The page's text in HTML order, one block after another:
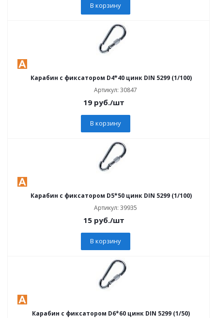
В корзину
Карабин с фиксатором D4*40 цинк DIN 5299 (1/100)
Артикул: 30847
19руб./шт
В корзину
Карабин с фиксатором D5*50 цинк DIN 5299 (1/100)
Артикул: 39935
15руб./шт
В корзину
Карабин с фиксатором D6*60 цинк DIN 5299 (1/50)